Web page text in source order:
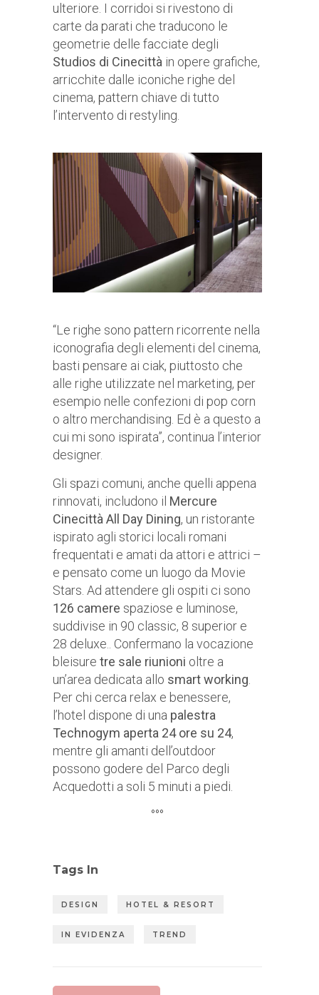
ulteriore. I corridoi si rivestono di
carte da parati che traducono le
geometrie delle facciate degli
Studios di Cinecittà in opere grafiche,
arricchite dalle iconiche righe del
cinema, pattern chiave di tutto
l’intervento di restyling.
“Le righe sono pattern ricorrente nella
iconografia degli elementi del cinema,
basti pensare ai ciak, piuttosto che
alle righe utilizzate nel marketing, per
esempio nelle confezioni di pop corn
o altro merchandising. Ed è a questo a
cui mi sono ispirata”, continua l’interior
designer.
Gli spazi comuni, anche quelli appena
rinnovati, includono il Mercure
Cinecittà All Day Dining, un ristorante
ispirato agli storici locali romani
frequentati e amati da attori e attrici –
e pensato come un luogo da Movie
Stars. Ad attendere gli ospiti ci sono
126 camere spaziose e luminose,
suddivise in 90 classic, 8 superior e
28 deluxe.. Confermano la vocazione
bleisure tre sale riunioni oltre a
un’area dedicata allo smart working.
Per chi cerca relax e benessere,
l’hotel dispone di una palestra
Technogym aperta 24 ore su 24,
mentre gli amanti dell’outdoor
possono godere del Parco degli
Acquedotti a soli 5 minuti a piedi.
°°°
Tags In
DESIGN HOTEL & RESORT
IN EVIDENZA TREND